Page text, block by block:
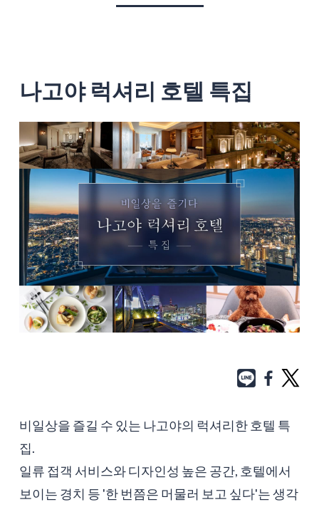
나고야 럭셔리 호텔 특집
비일상을 즐길 수 있는 나고야의 럭셔리한 호텔 특
집.
일류 접객 서비스와 디자인성 높은 공간, 호텔에서
보이는 경치 등 '한 번쯤은 머물러 보고 싶다'는 생각